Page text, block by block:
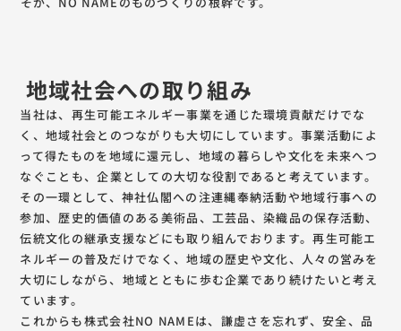
地域社会への取り組み
当社は、再生可能エネルギー事業を通じた環境貢献だけでな
く、地域社会とのつながりも大切にしています。事業活動によ
って得たものを地域に還元し、地域の暮らしや文化を未来へつ
なぐことも、企業としての大切な役割であると考えています。
その一環として、神社仏閣への注連縄奉納活動や地域行事への
参加、歴史的価値のある美術品、工芸品、染織品の保存活動、
伝統文化の継承支援などにも取り組んでおります。再生可能エ
ネルギーの普及だけでなく、地域の歴史や文化、人々の営みを
大切にしながら、地域とともに歩む企業であり続けたいと考え
ています。
これからも株式会社NO NAMEは、謙虚さを忘れず、安全、品